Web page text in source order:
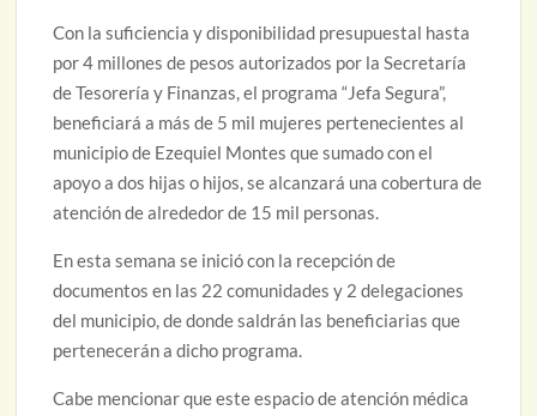
Con la suficiencia y disponibilidad presupuestal hasta
por 4 millones de pesos autorizados por la Secretaría
de Tesorería y Finanzas, el programa “Jefa Segura”,
beneficiará a más de 5 mil mujeres pertenecientes al
municipio de Ezequiel Montes que sumado con el
apoyo a dos hijas o hijos, se alcanzará una cobertura de
atención de alrededor de 15 mil personas.
En esta semana se inició con la recepción de
documentos en las 22 comunidades y 2 delegaciones
del municipio, de donde saldrán las beneficiarias que
pertenecerán a dicho programa.
Cabe mencionar que este espacio de atención médica